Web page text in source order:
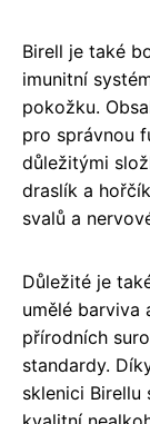
Birell je také
imunitní
pokožku.
pro správnou
důležitými
draslík a
svalů a
Důležité je
umělé barviva
přírodních
standardy.
sklenici